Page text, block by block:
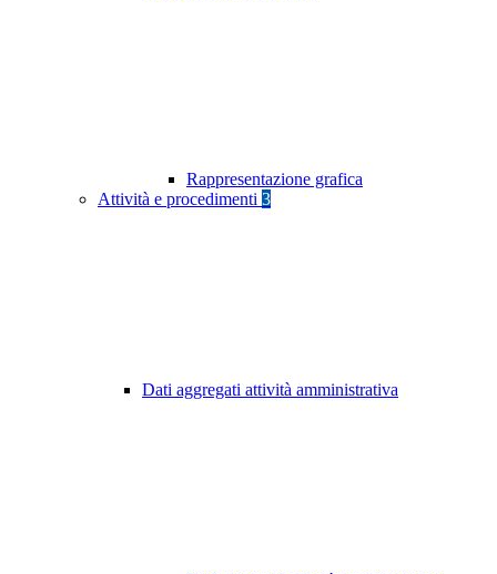
Rappresentazione grafica
Attività e procedimenti 3
Dati aggregati attività amministrativa